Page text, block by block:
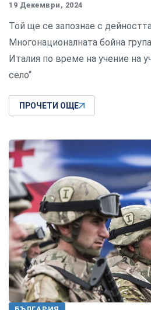
19 Декември, 2024
Той ще се запознае с
Многонационалната бойна
Италия по време на учение на
село“
ПРОЧЕТИ ОЩЕ